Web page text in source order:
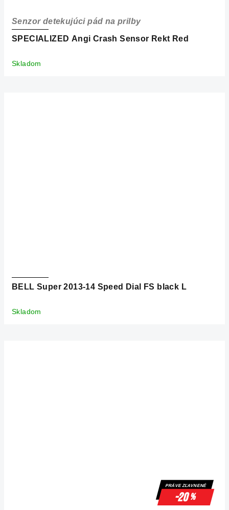
SPECIALIZED Angi Crash Sensor Rekt Red
Senzor detekujúci pád na prilby
Skladom
BELL Super 2013-14 Speed Dial FS black L
Skladom
PRÁVE ZĽAVNENÉ
-20%